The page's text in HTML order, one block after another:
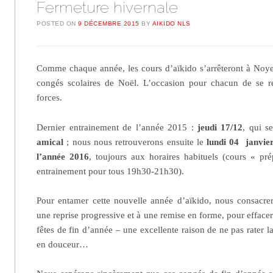
Fermeture hivernale
POSTED ON9 DÉCEMBRE 2015 BY AIKIDO NLS
Comme chaque année, les cours d’aïkido s’arrêteront à
congés scolaires de Noël. L’occasion pour chacun de se
forces.
Dernier entrainement de l’année 2015 : jeudi 17/12, qui
amical ; nous nous retrouverons ensuite lelundi 04
l’année 2016, toujours aux horaires habituels (cours «
entrainement pour tous 19h30-21h30).
Pour entamer cette nouvelle année d’aïkido, nous
une reprise progressive et à une remise en forme, pour
fêtes de fin d’année – une excellente raison de ne pas rater
en douceur…